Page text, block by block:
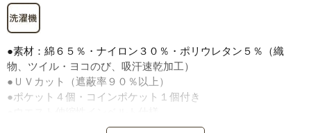
●素材：綿６５％・ナイロン３０％・ポリウレタン５％（織
物、ツイル・ヨコのび、吸汗速乾加工）
●ＵＶカット（遮蔽率９０％以上）
●ポケット４個・コインポケット１個付き